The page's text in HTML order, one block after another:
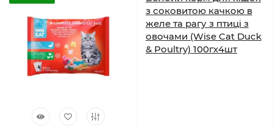
з соковитою качкою в
желе та рагу з птиці з
овочами (Wise Cat Duck
& Poultry) 100гх4шт